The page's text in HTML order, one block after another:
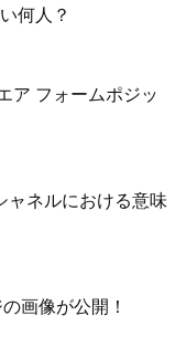
何人？
ア フォームポジッ
ャネルにおける意味
画像が公開！